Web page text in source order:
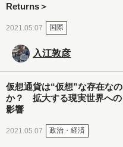
Returns＞
2021.05.07 国際
入江敦彦
仮想通貨は“仮想”な存在なの
か？ 拡大する現実世界への
影響
2021.05.07 政治・経済